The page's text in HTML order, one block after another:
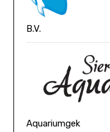
B.V.
Aquariumgek